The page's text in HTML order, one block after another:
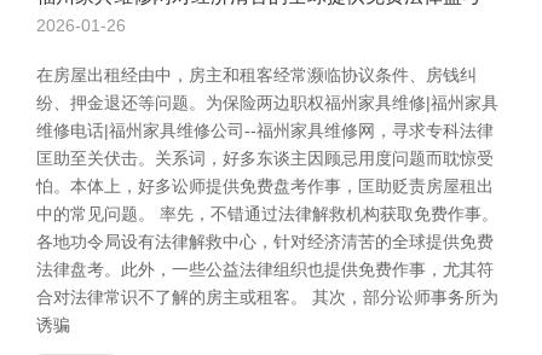
2026-01-26
在房屋出租经由中，房主和租客经常濒临协议条件、房钱纠
纷、押金退还等问题。为保险两边职权福州家具维修|福州家具
维修电话|福州家具维修公司--福州家具维修网，寻求专科法律
匡助至关伏击。关系词，好多东谈主因顾忌用度问题而耽惊受
怕。本体上，好多讼师提供免费盘考作事，匡助贬责房屋租出
中的常见问题。 率先，不错通过法律解救机构获取免费作事。
各地功令局设有法律解救中心，针对经济清苦的全球提供免费
法律盘考。此外，一些公益法律组织也提供免费作事，尤其符
合对法律常识不了解的房主或租客。 其次，部分讼师事务所为
诱骗